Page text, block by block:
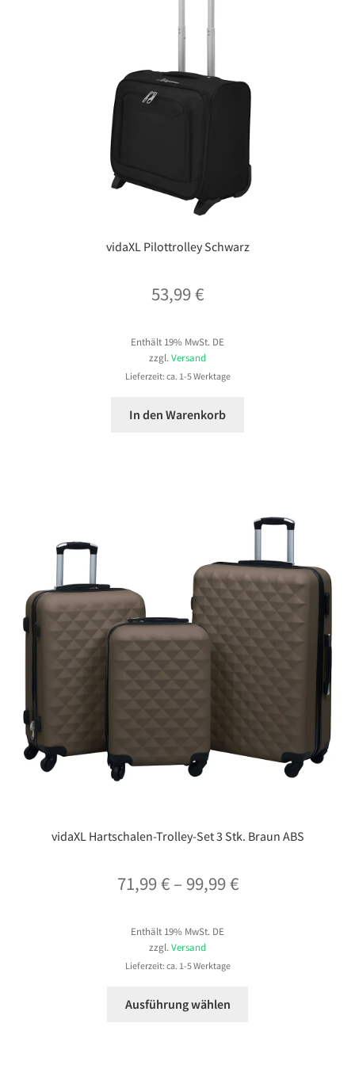
vidaXL Pilottrolley Schwarz
53,99€
Enthält 19% MwSt. DE
zzgl.Versand
Lieferzeit: ca. 1-5 Werktage
In den Warenkorb
vidaXL Hartschalen-Trolley-Set 3 Stk. Braun ABS
71,99€ – 99,99€Preisspanne:
Enthält 19% MwSt. DE
zzgl.Versand
Lieferzeit: ca. 1-5 Werktage
Ausführung wählen